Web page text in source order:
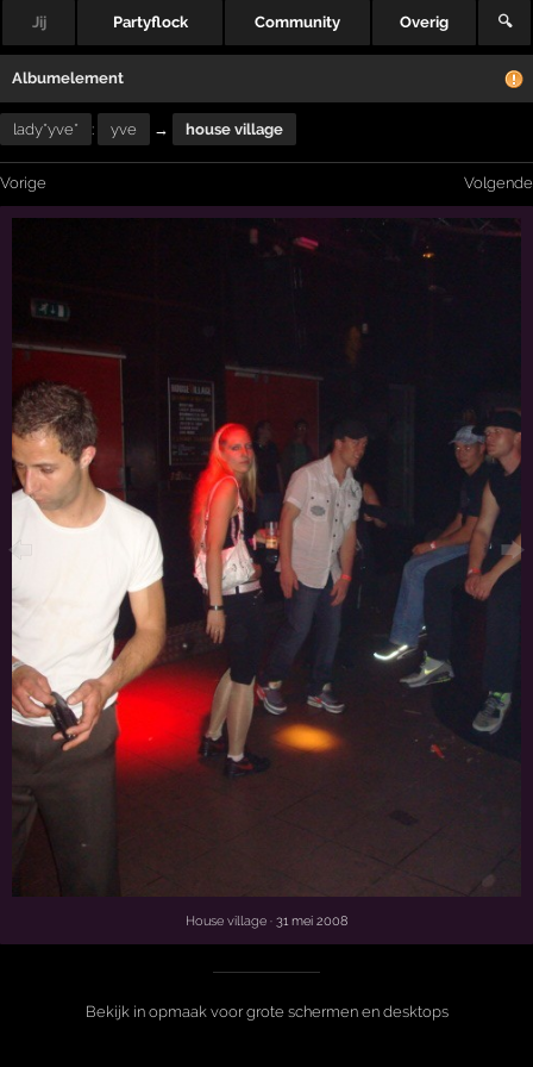
Jij Partyflock Community Overig 🔍
Albumelement
lady*yve* : yve → house village
Vorige Volgende
House village · 31 mei 2008
Bekijk in opmaak voor grote schermen en desktops